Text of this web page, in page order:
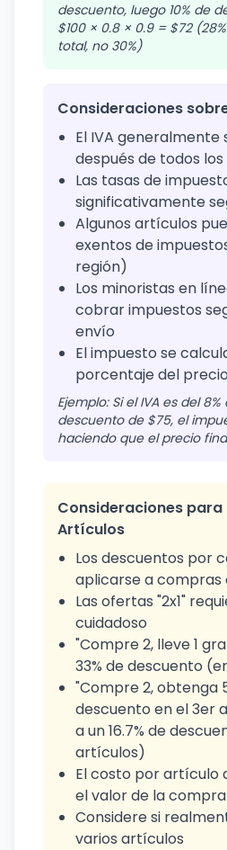
descuento, luego 10% de
$100 × 0.8 × 0.9 = $72
total, no 30%)
Consideraciones
El IVA generalmente
después de todos
Las tasas de
significativamente
Algunos artículos
exentos de
región)
Los minoristas en
cobrar impuestos
envío
El impuesto se
porcentaje del
Ejemplo: Si el IVA es del
descuento de $75, el
haciendo que el precio
Consideraciones para
Artículos
Los descuentos por
aplicarse a
Las ofertas "2x1"
cuidadoso
"Compre 2, lleve 1
33% de descuento
"Compre 2, obtenga
descuento en el 3er
a un 16.7% de
artículos)
El costo por artículo
el valor de la
Considere si
varios artículos